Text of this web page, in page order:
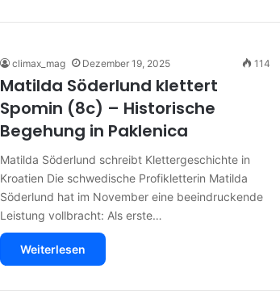
climax_mag Dezember 19, 2025 114
Matilda Söderlund klettert
Spomin (8c) – Historische
Begehung in Paklenica
Matilda Söderlund schreibt Klettergeschichte in
Kroatien Die schwedische Profikletterin Matilda
Söderlund hat im November eine beeindruckende
Leistung vollbracht: Als erste…
Weiterlesen